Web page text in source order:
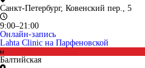
Санкт-Петербург, Ковенский пер., 5
9:00–21:00
Онлайн-запись
Lahta Clinic на Парфеновской
Балтийская